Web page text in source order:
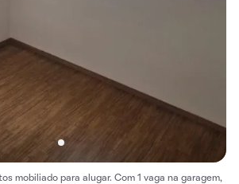
mobiliado para alugar. Com 1 vaga na garagem,